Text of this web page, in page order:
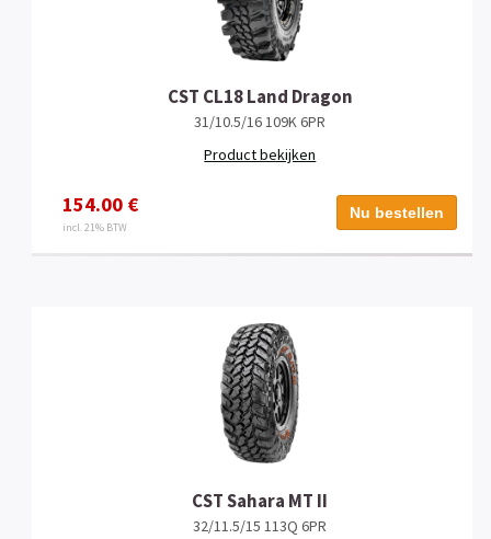
CST CL18 Land Dragon
31/10.5/16 109K 6PR
Product bekijken
154.00 €
incl. 21% BTW
Nu bestellen
CST Sahara MT II
32/11.5/15 113Q 6PR